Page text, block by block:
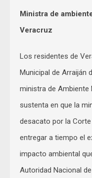
Ministra de
Veracruz
Los residentes de
Municipal de Arraiján
ministra de Ambiente
sustenta en que la
desacato por la
entregar a tiempo el
impacto ambiental
Autoridad Nacional